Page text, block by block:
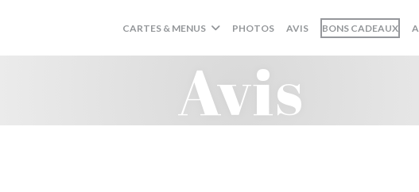
CARTES & MENUS PHOTOS AVIS BONS CADEAUX
Avis